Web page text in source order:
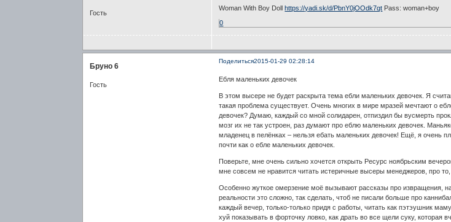
Гость
Woman With Boy Dollhttps://yadi.sk/d/PbnY0jOOdk7qt Pass: woman+boy
0
Поделиться2015-01-29 02:28:14
Бруно 6
Гость
Ебля маленьких девочек
В этом высере не будет раскрыта тема ебли маленьких девочек. Я
такая проблема существует. Очень многих в мире мразей мечтают о
девочек? Думаю, каждый со мной солидарен, отпиздил бы вусмерть
мозг их не так устроен, раз думают про еблю маленьких девочек.
младенец в пелёнках – нельзя ебать маленьких девочек! Ещё, я очень
почти как о ебле маленьких девочек.
Поверьте, мне очень сильно хочется открыть Ресурс ноябрьским
мне совсем не нравится читать истеричные высеры менеджеров, про
Особенно жуткое омерзение моё вызывают рассказы про извращения,
реальности это сложно, так сделать, чтоб не писали больше про
каждый вечер, только-только придя с работы, читать как пэтэушник
хуй показывать в форточку ловко, как драть во все щели суку, которая